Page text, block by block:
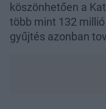
köszönhetően a
több mint 132
gyűjtés azonban